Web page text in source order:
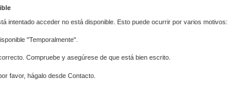
intentado acceder no está disponible. Esto puede ocurrir por varios motivos:
"Temporalmente".
Compruebe y asegúrese de que está bien escrito.
favor, hágalo desde Contacto.